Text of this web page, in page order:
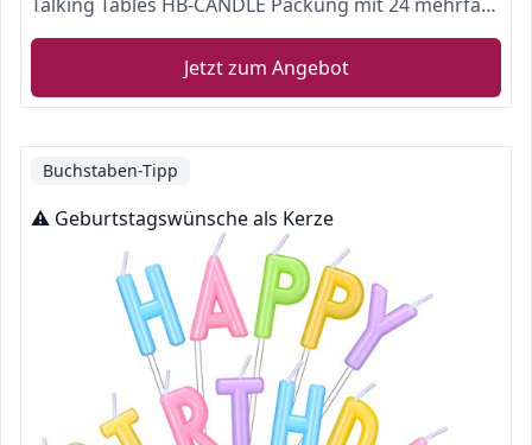
Jetzt zum Angebot
Buchstaben-Tipp
⚠️ Geburtstagswünsche als Kerze